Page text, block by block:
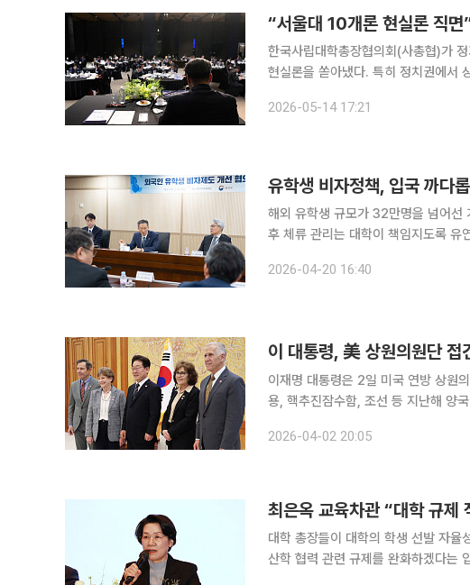
“서울대 10개론 현실론 직면
한국사립대학총장협의회(사총협)가
현실론을 쏟아냈다. 특히 정치권에서
2026-05-14 17:21
유학생 비자정책, 입국 까다
해외 유학생 규모가 32만명을 넘어선
후 체류 관리는 대학이 책임지도록 유
으로 발굴하고 개선안을 마련하는 ‘외
2026-04-20 16:40
이 대통령, 美 상원의원단 접
이재명 대통령은 2일 미국 연방 상원
용, 핵추진잠수함, 조선 등 지난해 양
리핑을 통해 “이 대통령은 오후 청와대
2026-04-02 20:05
최은옥 교육차관 “대학 규
대학 총장들이 대학의 학생 선발 자율
산학 협력 관련 규제를 완화하겠다는